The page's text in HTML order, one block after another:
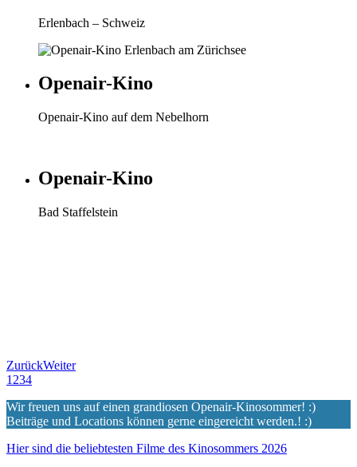
Erlenbach – Schweiz
Openair-Kino
Openair-Kino auf dem Nebelhorn
Openair-Kino
Bad Staffelstein
ZurückWeiter
1 234
Wir freuen uns auf einen grandiosen Openair-Kinosommer! :)
Beiträge und Locations können gerne eingereicht werden.! :)
Hier sind die beliebtesten Filme des Kinosommers 2026